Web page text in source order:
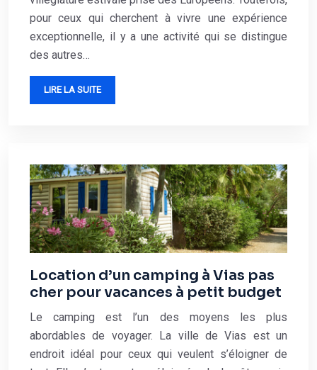
pour ceux qui cherchent à vivre une expérience
exceptionnelle, il y a une activité qui se distingue
des autres…
LIRE LA SUITE
Location d’un camping à Vias pas
cher pour vacances à petit budget
Le camping est l’un des moyens les plus
abordables de voyager. La ville de Vias est un
endroit idéal pour ceux qui veulent s’éloigner de